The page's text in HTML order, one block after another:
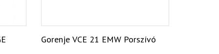
Gorenje VCE 21 EMW Porszívó